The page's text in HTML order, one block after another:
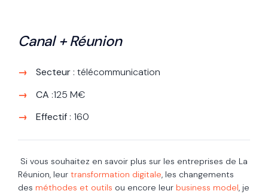
Canal + Réunion
Secteur : télécommunication
CA :125 M€
Effectif : 160
Si vous souhaitez en savoir plus sur les entreprises de La
Réunion, leur transformation digitale, les changements
des méthodes et outils ou encore leur business model, je